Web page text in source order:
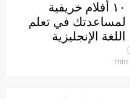
١٠ أفلام خريفية
لمساعدتك في تعلم
اللغة الإنجليزية
min